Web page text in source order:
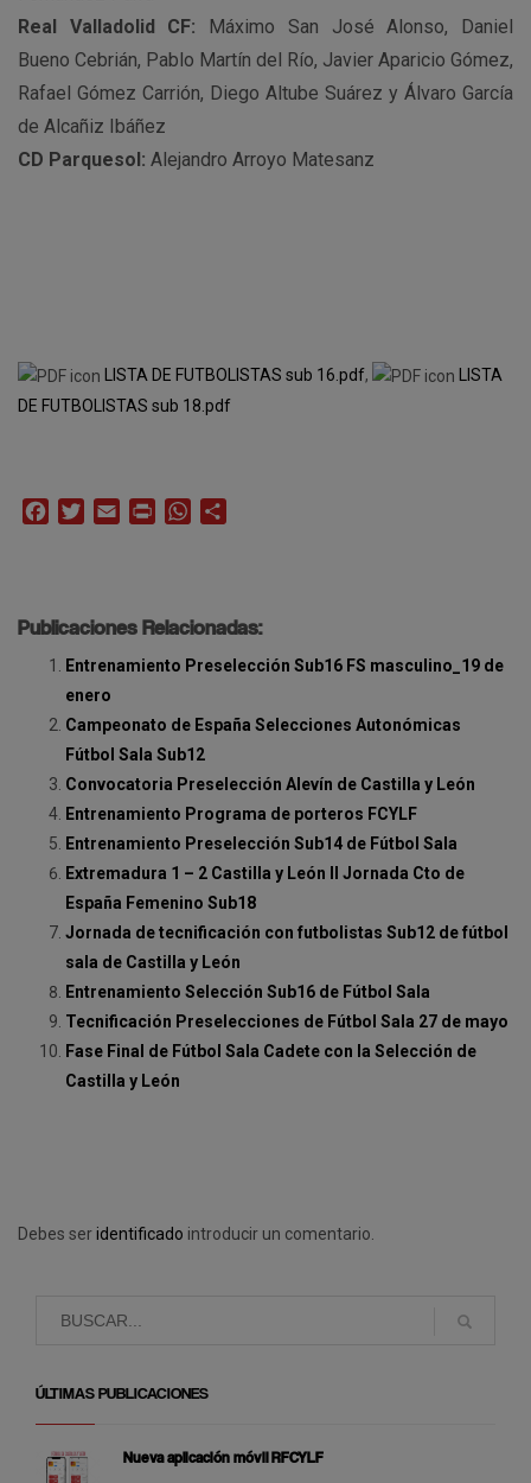
Real Valladolid CF: Máximo San José Alonso, Daniel
Bueno Cebrián, Pablo Martín del Río, Javier Aparicio Gómez,
Rafael Gómez Carrión, Diego Altube Suárez y Álvaro García
de Alcañiz Ibáñez
CD Parquesol: Alejandro Arroyo Matesanz
LISTA DE FUTBOLISTAS sub 16.pdf,
LISTA
DE FUTBOLISTAS sub 18.pdf
FacebookTwitterEmail Print WhatsApp
Publicaciones Relacionadas:
Entrenamiento Preselección Sub16 FS masculino_19 de
enero
Campeonato de España Selecciones Autonómicas
Fútbol Sala Sub12
Convocatoria Preselección Alevín de Castilla y León
Entrenamiento Programa de porteros FCYLF
Entrenamiento Preselección Sub14 de Fútbol Sala
Extremadura 1 – 2 Castilla y León II Jornada Cto de
España Femenino Sub18
Jornada de tecnificación con futbolistas Sub12 de fútbol
sala de Castilla y León
Entrenamiento Selección Sub16 de Fútbol Sala
Tecnificación Preselecciones de Fútbol Sala 27 de mayo
Fase Final de Fútbol Sala Cadete con la Selección de
Castilla y León
Debes seridentificado introducir un comentario.
ÚLTIMAS PUBLICACIONES
Nueva aplicación móvil RFCYLF